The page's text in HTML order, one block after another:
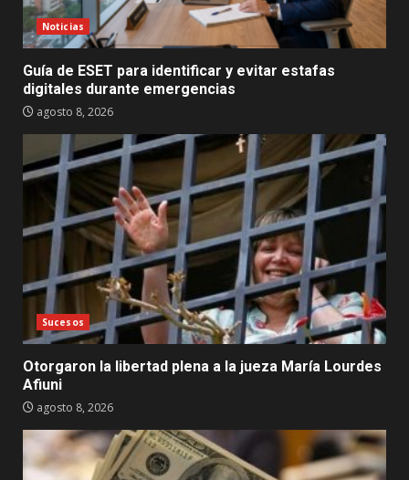
Noticias
Guía de ESET para identificar y evitar estafas
digitales durante emergencias
agosto 8, 2026
Sucesos
Otorgaron la libertad plena a la jueza María Lourdes
Afiuni
agosto 8, 2026